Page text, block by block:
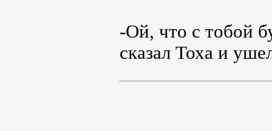
-Ой, что с тобой
сказал Тоха и